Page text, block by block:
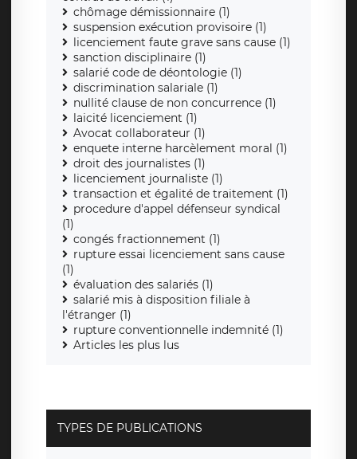
chômage démissionnaire (1)
suspension exécution provisoire (1)
licenciement faute grave sans cause (1)
sanction disciplinaire (1)
salarié code de déontologie (1)
discrimination salariale (1)
nullité clause de non concurrence (1)
laicité licenciement (1)
Avocat collaborateur (1)
enquete interne harcèlement moral (1)
droit des journalistes (1)
licenciement journaliste (1)
transaction et égalité de traitement (1)
procedure d'appel défenseur syndical
(1)
congés fractionnement (1)
rupture essai licenciement sans cause
(1)
évaluation des salariés (1)
salarié mis à disposition filiale à
l'étranger (1)
rupture conventionnelle indemnité (1)
Articles les plus lus
TYPES DE PUBLICATIONS